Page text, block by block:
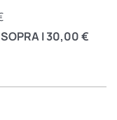
SOPRA I 30,00 €